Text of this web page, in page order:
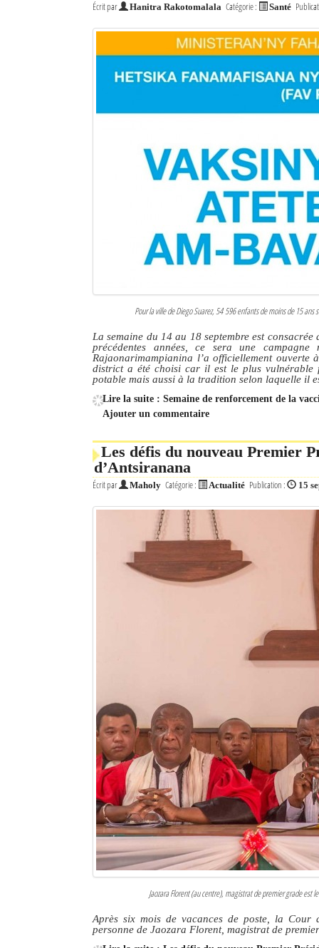
Écrit par Hanitra Rakotomalala Catégorie : Santé
Pour la ville de Diego Suarez, 54 596 enfants de moins de 15
La semaine du 14 au 18 septembre est
précédentes années, ce sera une
Rajaonarimampianina l’a officiellement ouverte
district a été choisi car il est le plus vulnérable
potable mais aussi à la tradition selon laquelle il
Lire la suite : Semaine de renforcement de la
Ajouter un commentaire
Les défis du nouveau Premier
d’Antsiranana
Écrit par Maholy Catégorie : Actualité Publication : 15
Jaozara Florent (au centre), magistrat de premier grade est
Après six mois de vacances de poste, la Cour
personne de Jaozara Florent, magistrat de